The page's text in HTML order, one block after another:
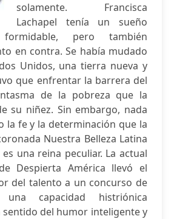
solamente. Francisca
Lachapel tenía un sueño
pero también
en contra. Se había mudado
Unidos, una tierra nueva y
que enfrentar la barrera del
de la pobreza que la
su niñez. Sin embargo, nada
la fe y la determinación que la
Nuestra Belleza Latina
es una reina peculiar. La actual
Despierta América llevó el
del talento a un concurso de
capacidad histriónica
sentido del humor inteligente y